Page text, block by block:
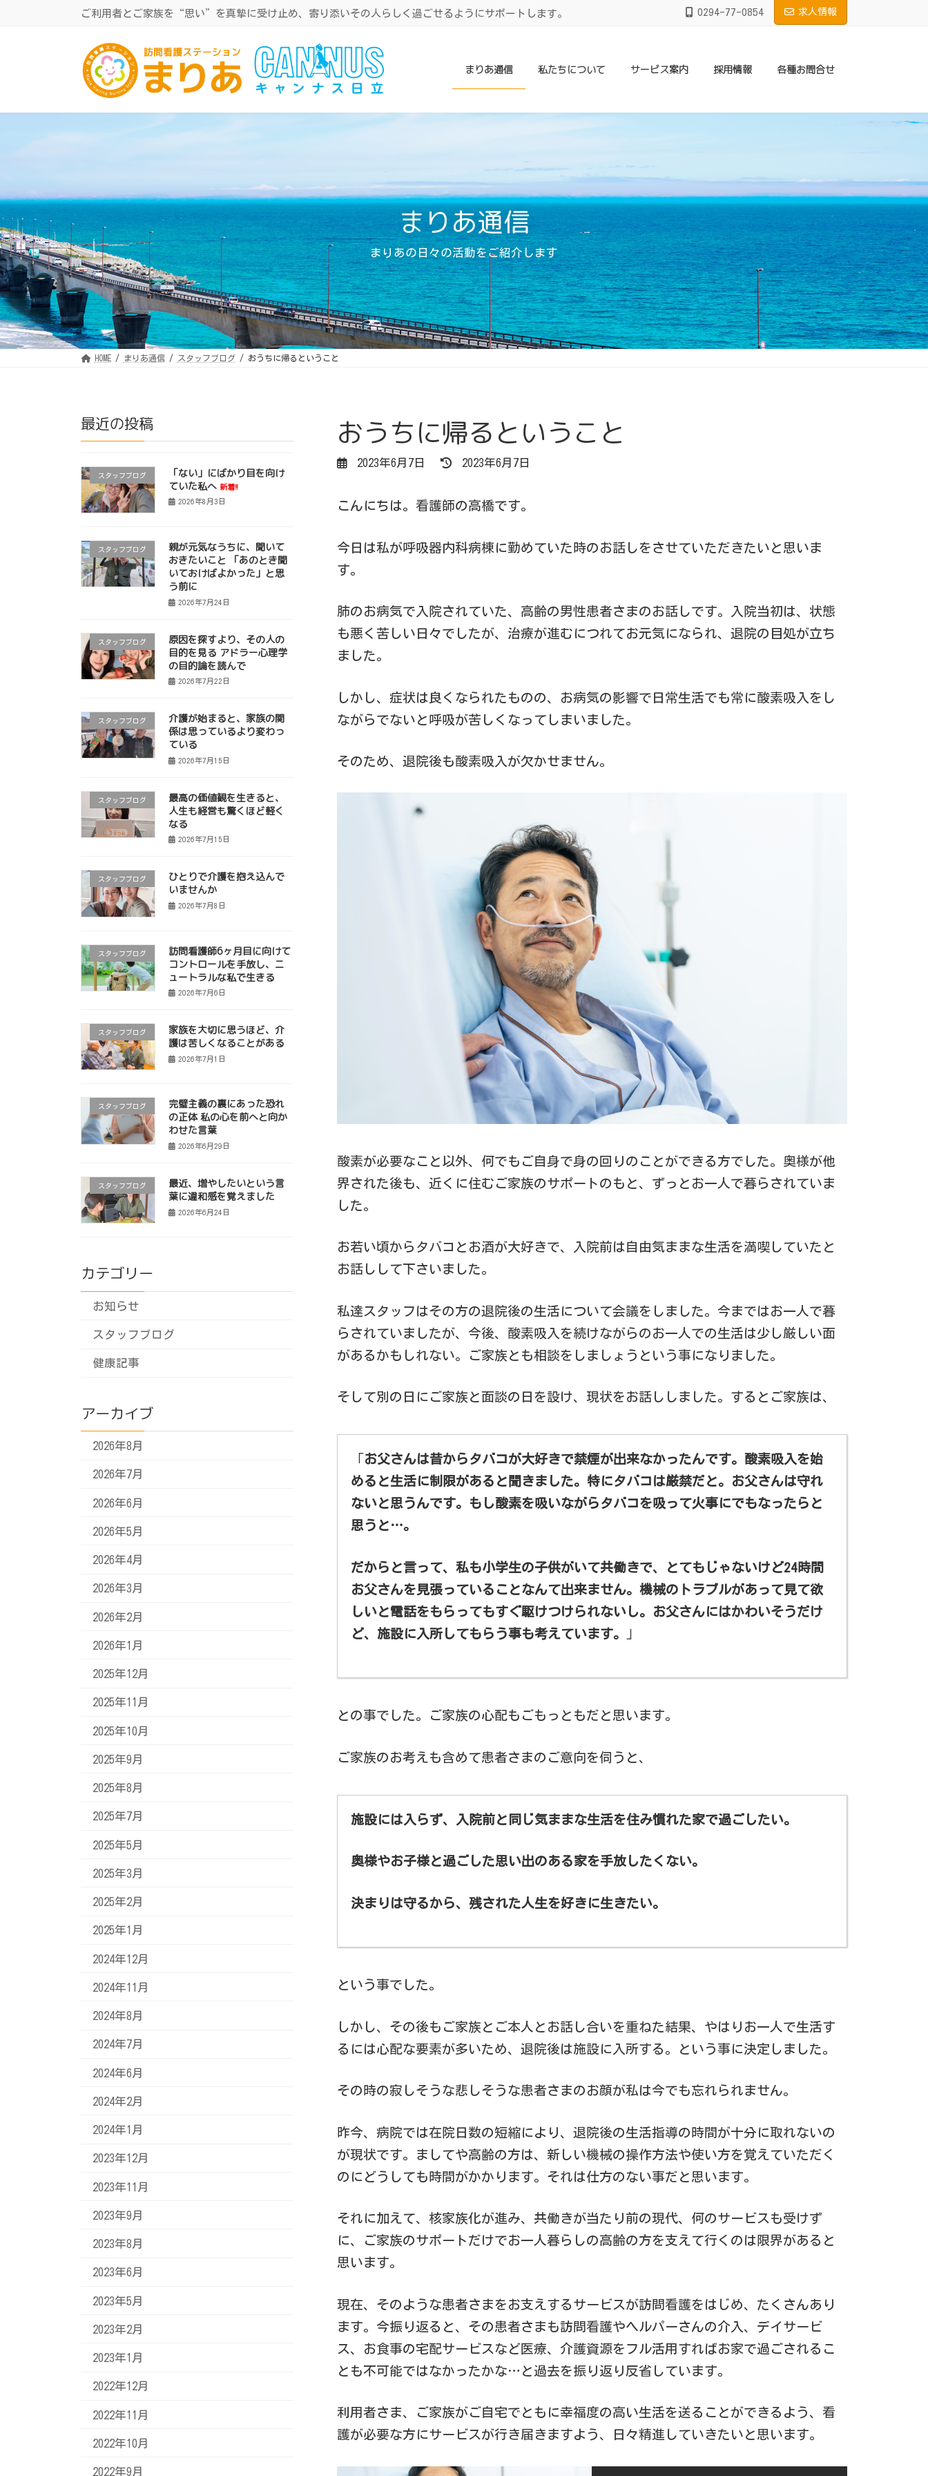
ッ
移
ご利用者とご家族を“思い”を真摯に受け止め、寄り添いその人らしく過ごせるようにサポートします。 0294-77-0854 求人情報
まりあ通信 私たちについて サービス案内 採用情報 各種お問合せ
まりあ通信
まりあの日々の活動をご紹介します
HOME まりあ通信 スタッフブログ おうちに帰るということ
おうちに帰るということ
2023年6月7日
最
日
2023年6月7日
こんにちは。看護師の高橋です。
今日は私が呼吸器内科病棟に勤めていた時のお話しをさせていただきたいと思いま
す。
肺のお病気で入院されていた、高齢の男性患者さまのお話しです。入院当初は、状態
も悪く苦しい日々でしたが、治療が進むにつれてお元気になられ、退院の目処が立ち
ました。
しかし、症状は良くなられたものの、お病気の影響で日常生活でも常に酸素吸入をし
ながらでないと呼吸が苦しくなってしまいました。
そのため、退院後も酸素吸入が欠かせません。
酸素が必要なこと以外、何でもご自身で身の回りのことができる方でした。奥様が他
界された後も、近くに住むご家族のサポートのもと、ずっとお一人で暮らされていま
した。
お若い頃からタバコとお酒が大好きで、入院前は自由気ままな生活を満喫していたと
お話しして下さいました。
私達スタッフはその方の退院後の生活について会議をしました。今まではお一人で暮
らされていましたが、今後、酸素吸入を続けながらのお一人での生活は少し厳しい面
があるかもしれない。ご家族とも相談をしましょうという事になりました。
そして別の日にご家族と面談の日を設け、現状をお話ししました。するとご家族は、
お父さんは昔からタバコが大好きで禁煙が出来なかったんです。酸素吸入を始
めると生活に制限があると聞きました。特にタバコは厳禁だと。お父さんは守れ
ないと思うんです。もし酸素を吸いながらタバコを吸って火事にでもなったらと
思うと…。
だからと言って、私も小学生の子供がいて共働きで、とてもじゃないけど24時間
お父さんを見張っていることなんて出来ません。機械のトラブルがあって見て欲
しいと電話をもらってもすぐ駆けつけられないし。お父さんにはかわいそうだけ
ど、施設に入所してもらう事も考えています。
」
との事でした。ご家族の心配もごもっともだと思います。
ご家族のお考えも含めて患者さまのご意向を伺うと、
施設には入らず、入院前と同じ気ままな生活を住み慣れた家で過ごしたい。
奥様やお子様と過ごした思い出のある家を手放したくない。
決まりは守るから、残された人生を好きに生きたい。
という事でした。
しかし、その後もご家族とご本人とお話し合いを重ねた結果、やはりお一人で生活す
るには心配な要素が多いため、退院後は施設に入所する。という事に決定しました。
その時の寂しそうな悲しそうな患者さまのお顔が私は今でも忘れられません。
昨今、病院では在院日数の短縮により、退院後の生活指導の時間が十分に取れないの
が現状です。ましてや高齢の方は、新しい機械の操作方法や使い方を覚えていただく
のにどうしても時間がかかります。それは仕方のない事だと思います。
それに加えて、核家族化が進み、共働きが当たり前の現代、何のサービスも受けず
に、ご家族のサポートだけでお一人暮らしの高齢の方を支えて行くのは限界があると
思います。
現在、そのような患者さまをお支えするサービスが訪問看護をはじめ、たくさんあり
ます。今振り返ると、その患者さまも訪問看護やヘルパーさんの介入、デイサービ
ス、お食事の宅配サービスなど医療、介護資源をフル活用すればお家で過ごされるこ
とも不可能ではなかったかな…と過去を振り返り反省しています。
利用者さま、ご家族がご自宅でともに幸福度の高い生活を送ることができるよう、看
護が必要な方にサービスが行き届きますよう、日々精進していきたいと思います。
最近の投稿
スタッフブログ
「ない」にばかり目を向け
ていた私へ 新着!!
2026年8月3日
スタッフブログ
親が元気なうちに、聞いて
おきたいこと 「あのとき聞
いておけばよかった」と思
う前に
2026年7月24日
スタッフブログ
原因を探すより、その人の
目的を見る アドラー心理学
の目的論を読んで
2026年7月22日
スタッフブログ
介護が始まると、家族の関
係は思っているより変わっ
ている
2026年7月15日
スタッフブログ
最高の価値観を生きると、
人生も経営も驚くほど軽く
なる
2026年7月15日
スタッフブログ
ひとりで介護を抱え込んで
いませんか
2026年7月8日
スタッフブログ
訪問看護師6ヶ月目に向けて
コントロールを手放し、ニ
ュートラルな私で生きる
2026年7月6日
スタッフブログ
家族を大切に思うほど、介
護は苦しくなることがある
2026年7月1日
スタッフブログ
完璧主義の裏にあった恐れ
の正体 私の心を前へと向か
わせた言葉
2026年6月29日
スタッフブログ
最近、増やしたいという言
葉に違和感を覚えました
2026年6月24日
カテゴリー
お知らせ
スタッフブログ
健康記事
アーカイブ
2026年8月
2026年7月
2026年6月
2026年5月
2026年4月
2026年3月
2026年2月
2026年1月
2025年12月
2025年11月
2025年10月
2025年9月
2025年8月
2025年7月
2025年5月
2025年3月
2025年2月
2025年1月
2024年12月
2024年11月
2024年8月
2024年7月
2024年6月
2024年2月
2024年1月
2023年12月
2023年11月
2023年9月
2023年8月
2023年6月
2023年5月
2023年2月
2023年1月
2022年12月
2022年11月
2022年10月
2022年9月